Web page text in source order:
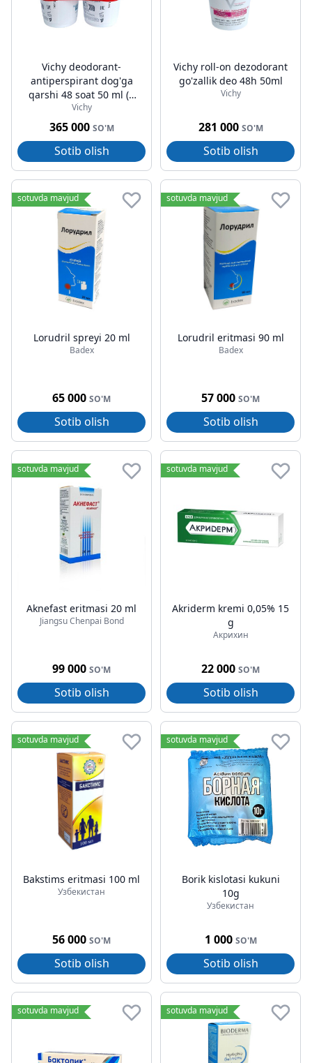
Vichy deodorant-
antiperspirant dog'ga
qarshi 48 soat 50 ml (2
dona)
Vichy
365 000 SO'M
Sotib olish
Vichy roll-on dezodorant
go'zallik deo 48h 50ml
Vichy
281 000 SO'M
Sotib olish
sotuvda mavjud
Lorudril spreyi 20 ml
Badex
65 000 SO'M
Sotib olish
sotuvda mavjud
Lorudril eritmasi 90 ml
Badex
57 000 SO'M
Sotib olish
sotuvda mavjud
Aknefast eritmasi 20 ml
Jiangsu Chenpai Bond
99 000 SO'M
Sotib olish
sotuvda mavjud
Akriderm kremi 0,05% 15
g
Акрихин
22 000 SO'M
Sotib olish
sotuvda mavjud
Bakstims eritmasi 100 ml
Узбекистан
56 000 SO'M
Sotib olish
sotuvda mavjud
Borik kislotasi kukuni
10g
Узбекистан
1 000 SO'M
Sotib olish
sotuvda mavjud sotuvda mavjud